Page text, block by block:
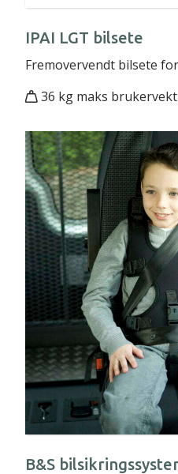
IPAI LGT bilsete
Fremovervendt bilsete
36 kg maks brukervekt
B&S